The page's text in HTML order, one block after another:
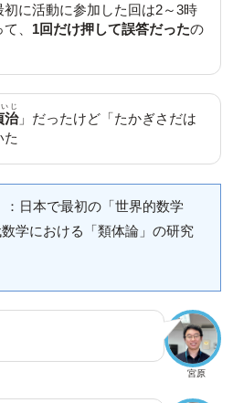
に活動に参加した回は2～3時
、 1回だけ押して誤答だったの
治
じ
」だったけど「たかぎさだは
た
：日本で最初の「世界的数学
学における「類体論」の研究
宮原